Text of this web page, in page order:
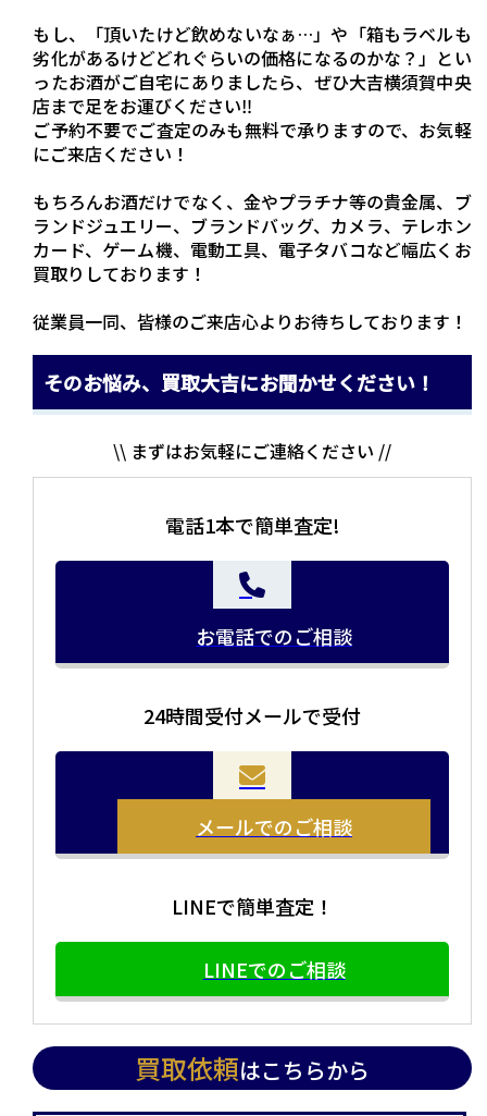
もし、「頂いたけど飲めないなぁ…」や「箱もラベルも
劣化があるけどどれぐらいの価格になるのかな？」とい
ったお酒がご自宅にありましたら、ぜひ大吉横須賀中央
店まで足をお運びください‼
ご予約不要でご査定のみも無料で承りますので、お気軽
にご来店ください！
もちろんお酒だけでなく、金やプラチナ等の貴金属、ブ
ランドジュエリー、ブランドバッグ、カメラ、テレホン
カード、ゲーム機、電動工具、電子タバコなど幅広くお
買取りしております！
従業員一同、皆様のご来店心よりお待ちしております！
そのお悩み、買取大吉にお聞かせください！
\\ まずはお気軽にご連絡ください //
電話1本で簡単査定!
お電話でのご相談
24時間受付メールで受付
メールでのご相談
LINEで簡単査定！
LINEでのご相談
買取依頼はこちらから